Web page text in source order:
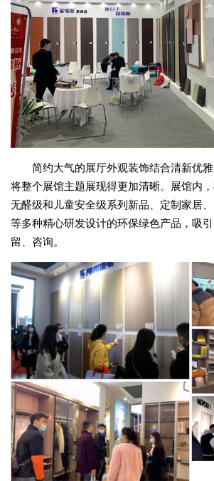
简约大气的展厅外观装饰结合清新优
将整个展馆主题展现得更加清晰。展馆内
无醛级和儿童安全级系列新品、定制家居
等多种精心研发设计的环保绿色产品，吸
留、咨询。